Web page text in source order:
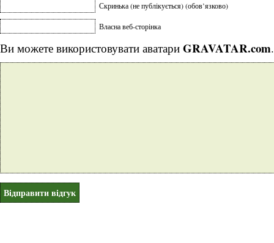
Скринька (не публікується) (обов’язково)
Власна веб-сторінка
Ви можете використовувати аватари GRAVATAR.com.